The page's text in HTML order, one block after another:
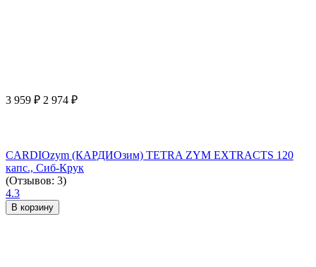
3 959 ₽ 2 974 ₽
CARDIOzym (КАРДИОзим) TETRA ZYM EXTRACTS 120
капс., Сиб-Крук
(Отзывов: 3)
4.3
В корзину